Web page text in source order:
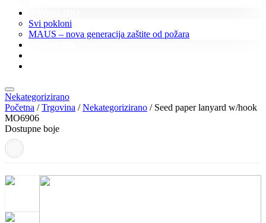
Svi pokloni
MAUS – nova generacija zaštite od požara
Nekategorizirano
Početna /Trgovina /Nekategorizirano / Seed paper lanyard w/hook
MO6906
Dostupne boje